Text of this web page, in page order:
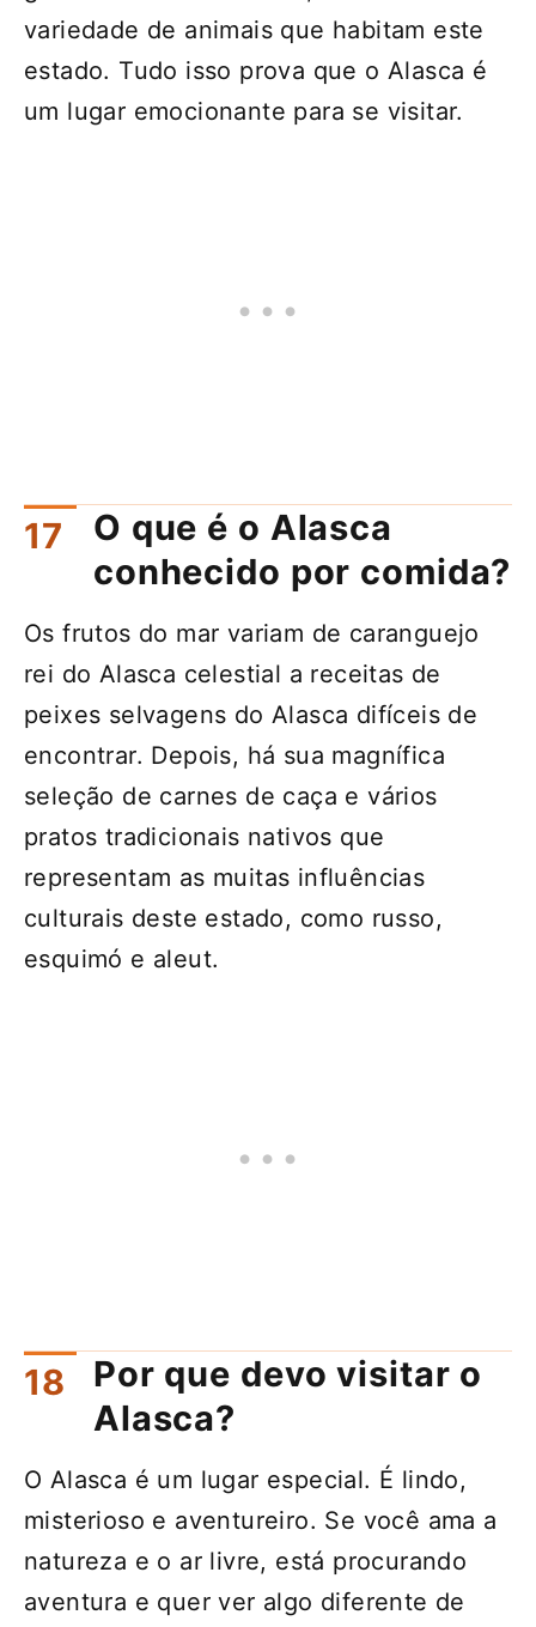
variedade de animais que habitam este
estado. Tudo isso prova que o Alasca é
um lugar emocionante para se visitar.
O que é o Alasca
conhecido por comida?
Os frutos do mar variam de caranguejo
rei do Alasca celestial a receitas de
peixes selvagens do Alasca difíceis de
encontrar. Depois, há sua magnífica
seleção de carnes de caça e vários
pratos tradicionais nativos que
representam as muitas influências
culturais deste estado, como russo,
esquimó e aleut.
Por que devo visitar o
Alasca?
O Alasca é um lugar especial. É lindo,
misterioso e aventureiro. Se você ama a
natureza e o ar livre, está procurando
aventura e quer ver algo diferente de